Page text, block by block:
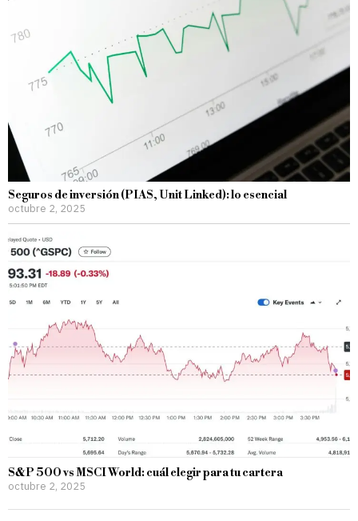
Seguros de inversión (PIAS, Unit Linked): lo esencial
octubre 2, 2025
S&P 500 vs MSCI World: cuál elegir para tu cartera
octubre 2, 2025